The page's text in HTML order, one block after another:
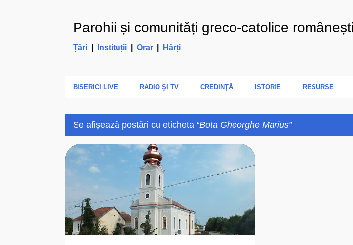
Parohii și comunități greco-catolice românești
Țări| Instituții| Orar| Hărți
BISERICI LIVE RADIO ŞI TV CREDINŢĂ ISTORIE RESURSE
Se afișează postări cu eticheta Bota Gheorghe Marius
P
ă
r
1910 BIHOR (BH) BISERICA ROMANA UNITA